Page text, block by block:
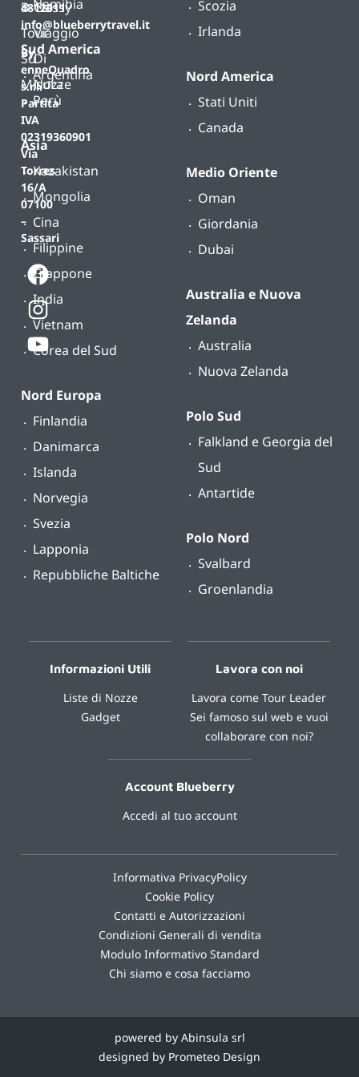
4812011
info@blueberrytravel.it
By
enneQuadro
s.r.l.
Partita
IVA
02319360901
Via
Torres
16/A
07100
–
Sassari
Namibia
Sud America
Argentina
Perù
Asia
Kazakistan
Mongolia
Cina
Filippine
Giappone
India
Vietnam
Corea del Sud
Nord Europa
Finlandia
Danimarca
Islanda
Norvegia
Svezia
Lapponia
Repubbliche Baltiche
Scozia
Irlanda
Nord America
Stati Uniti
Canada
Medio Oriente
Oman
Giordania
Dubai
Australia e Nuova
Zelanda
Australia
Nuova Zelanda
Polo Sud
Falkland e Georgia del
Sud
Antartide
Polo Nord
Svalbard
Groenlandia
B-
Tour
Su
Misura
Classy
Viaggio
Di
Nozze
Informazioni Utili
Liste di Nozze
Gadget
Lavora con noi
Lavora come Tour Leader
Sei famoso sul web e vuoi
collaborare con noi?
Account Blueberry
Accedi al tuo account
Informativa PrivacyPolicy
Cookie Policy
Contatti e Autorizzazioni
Condizioni Generali di vendita
Modulo Informativo Standard
Chi siamo e cosa facciamo
powered by Abinsula srl
designed by Prometeo Design